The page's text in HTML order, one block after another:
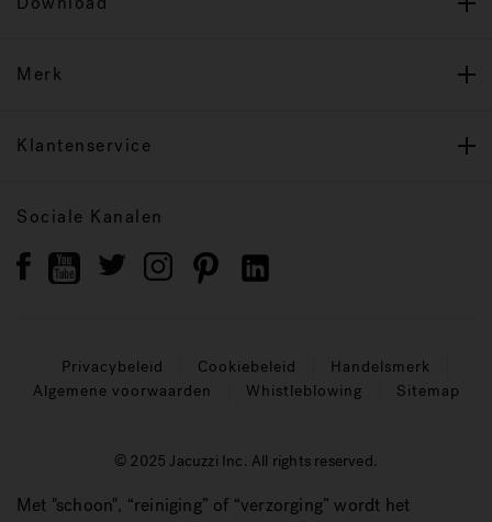
Merk
Klantenservice
Sociale Kanalen
Privacybeleid Cookiebeleid
Handelsmerk
Algemene voorwaarden
Whistleblowing Sitemap
© 2025 Jacuzzi Inc. All rights reserved.
Met "schoon", “reiniging” of “verzorging” wordt het